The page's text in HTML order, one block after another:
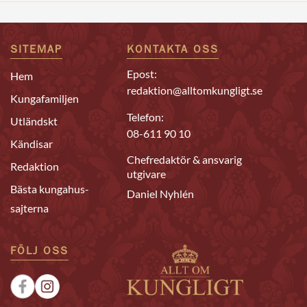
SITEMAP
Hem
Kungafamiljen
Utländskt
Kändisar
Redaktion
Bästa kungahus-
sajterna
KONTAKTA OSS
Epost:
redaktion@alltomkungligt.se
Telefon:
08-611 90 10
Chefredaktör & ansvarig
utgivare
Daniel Nyhlén
FÖLJ OSS